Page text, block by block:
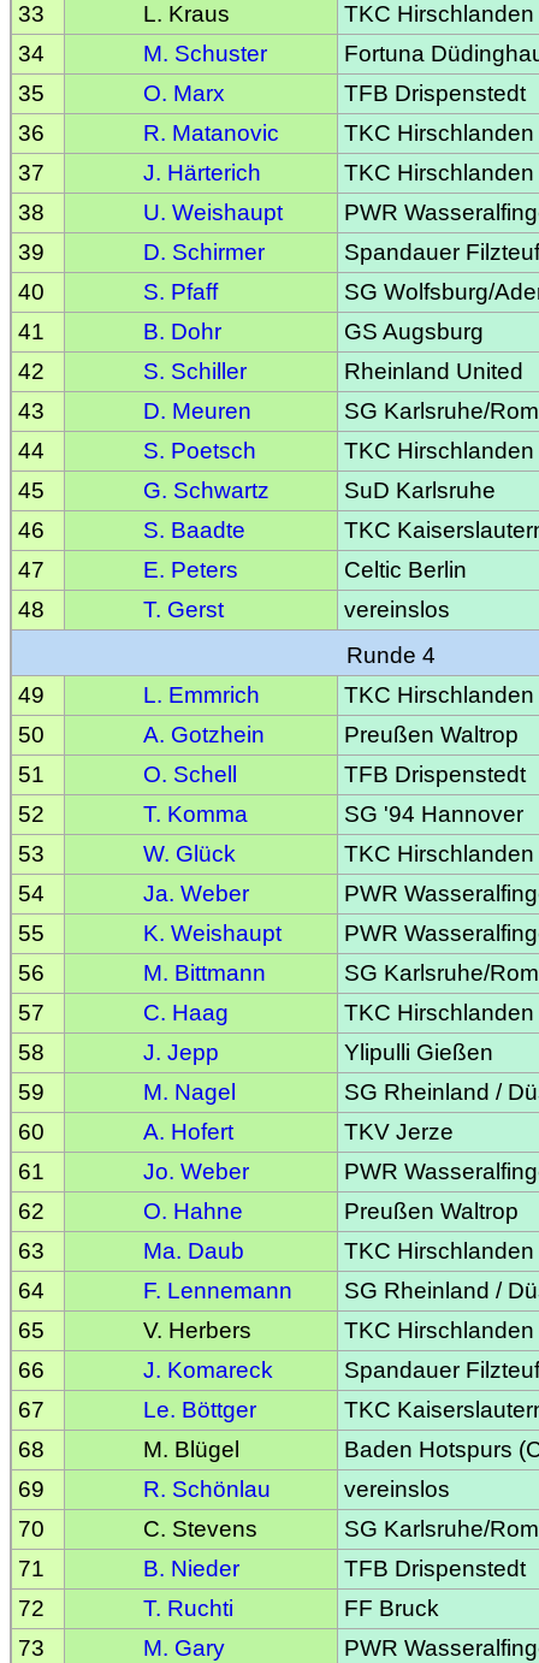
33 L. Kraus
TKC Hirschlanden
34
M. Schuster
Fortuna
35
O. Marx
TFB Drispenstedt
36
R. Matanovic
TKC Hirschlanden
37
J. Härterich
TKC Hirschlanden
38
U. Weishaupt
PWR
39
D. Schirmer
Spandauer
40
S. Pfaff
SG Wolfsburg/
41
B. Dohr
GS Augsburg
42
S. Schiller
Rheinland United
43
D. Meuren
SG Karlsruhe/
44
S. Poetsch
TKC Hirschlanden
45
G. Schwartz
SuD Karlsruhe
46
S. Baadte
TKC
47
E. Peters
Celtic Berlin
48
T. Gerst
vereinslos
Runde 4
49
L. Emmrich
TKC Hirschlanden
50
A. Gotzhein
Preußen Waltrop
51
O. Schell
TFB Drispenstedt
52
T. Komma
SG '94 Hannover
53
W. Glück
TKC Hirschlanden
54
Ja. Weber
PWR
55
K. Weishaupt
PWR
56
M. Bittmann
SG Karlsruhe/
57
C. Haag
TKC Hirschlanden
58
J. Jepp
Ylipulli Gießen
59
M. Nagel
SG Rheinland /
60
A. Hofert
TKV Jerze
61
Jo. Weber
PWR
62
O. Hahne
Preußen Waltrop
63
Ma. Daub
TKC Hirschlanden
64
F. Lennemann
SG Rheinland /
65
V. Herbers
TKC Hirschlanden
66
J. Komareck
Spandauer
67
Le. Böttger
TKC
68
M. Blügel
Baden Hotspurs
69
R. Schönlau
vereinslos
70
C. Stevens
SG Karlsruhe/
71
B. Nieder
TFB Drispenstedt
72
T. Ruchti
FF Bruck
73
M. Gary
PWR